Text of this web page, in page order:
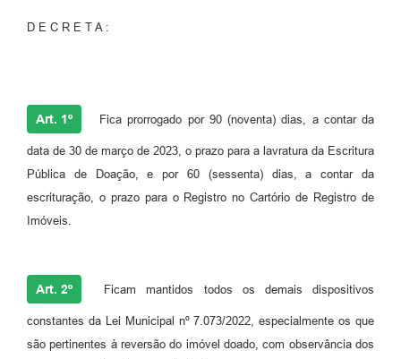
D E C R E T A :
Art. 1º Fica prorrogado por 90 (noventa) dias, a contar da
data de 30 de março de 2023, o prazo para a lavratura da Escritura
Pública de Doação, e por 60 (sessenta) dias, a contar da
escrituração, o prazo para o Registro no Cartório de Registro de
Imóveis.
Art. 2º Ficam mantidos todos os demais dispositivos
constantes da Lei Municipal nº 7.073/2022, especialmente os que
são pertinentes à reversão do imóvel doado, com observância dos